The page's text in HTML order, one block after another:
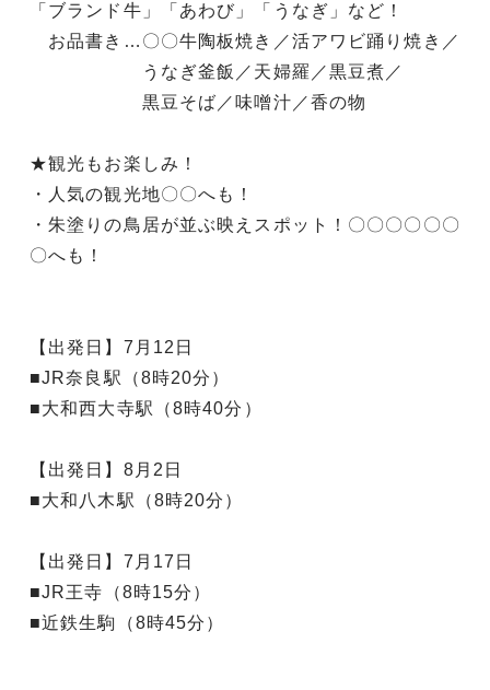
「ブランド牛」「あわび」「うなぎ」など！
お品書き…〇〇牛陶板焼き／活アワビ踊り焼き／
うなぎ釜飯／天婦羅／黒豆煮／
黒豆そば／味噌汁／香の物
★観光もお楽しみ！
・人気の観光地〇〇へも！
・朱塗りの鳥居が並ぶ映えスポット！〇〇〇〇〇〇
〇へも！
【出発日】7月12日
■JR奈良駅（8時20分）
■大和西大寺駅（8時40分）
【出発日】8月2日
■大和八木駅（8時20分）
【出発日】7月17日
■JR王寺（8時15分）
■近鉄生駒（8時45分）